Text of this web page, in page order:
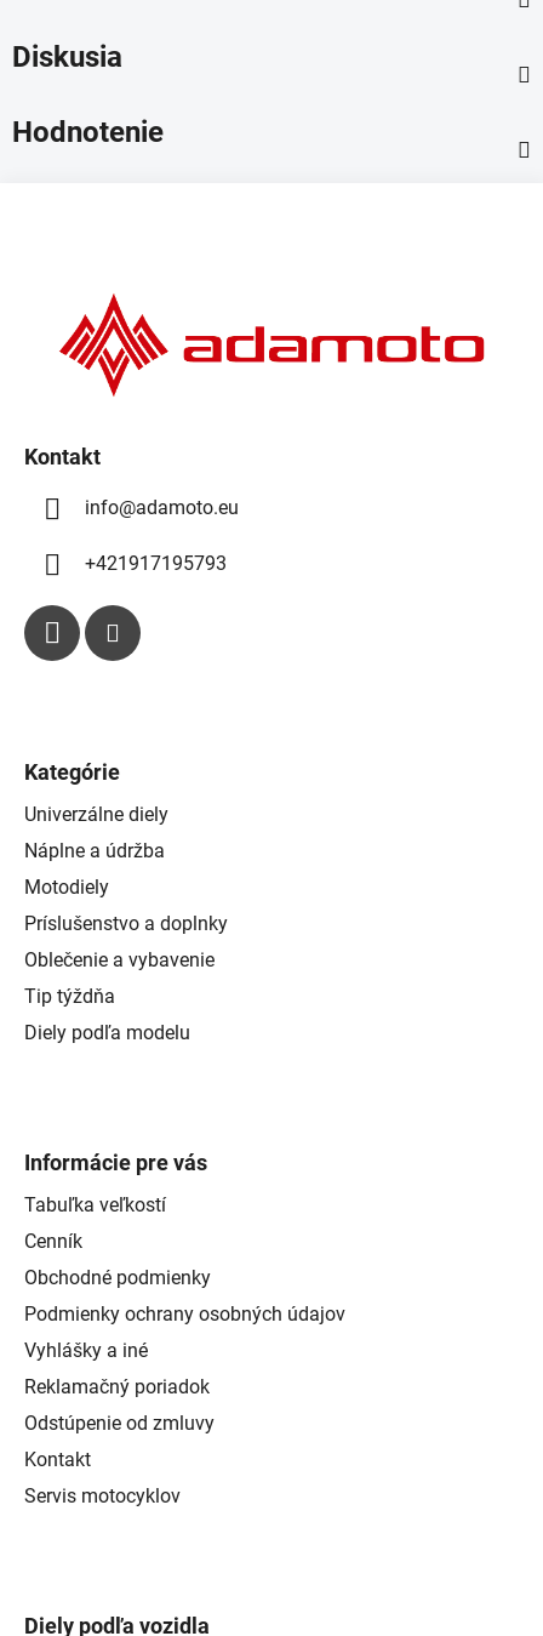
Diskusia
Hodnotenie
Kontakt
info@adamoto.eu
+421917195793
Kategórie
Univerzálne diely
Náplne a údržba
Motodiely
Príslušenstvo a doplnky
Oblečenie a vybavenie
Tip týždňa
Diely podľa modelu
Informácie pre vás
Tabuľka veľkostí
Cenník
Obchodné podmienky
Podmienky ochrany osobných údajov
Vyhlášky a iné
Reklamačný poriadok
Odstúpenie od zmluvy
Kontakt
Servis motocyklov
Diely podľa vozidla